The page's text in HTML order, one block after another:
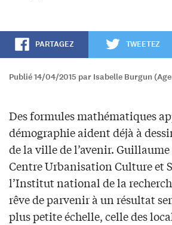
PARTAGEZ TWEETEZ
Publié 14/04/2015 par Isabelle Burgun
Des formules mathématiques
démographie aident déjà à
de la ville de l’avenir.
Centre Urbanisation Culture et
l’Institut national de la
rêve de parvenir à un résultat
plus petite échelle, celle des